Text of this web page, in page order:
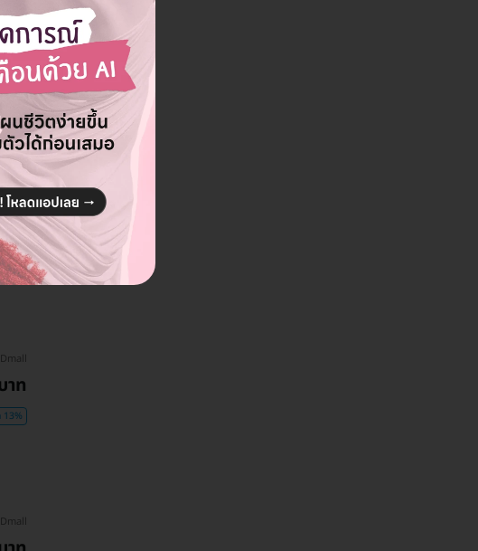
Anti-Aging & Wellness Clinic สาขา
ธิน 32
พหลโยธิน 32 ถ. เสนานิคม 1 แขวงเสนานิคม เขตจตุจักร
านคร 10900
ดูรายละเอียด
าท
13%